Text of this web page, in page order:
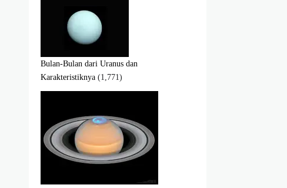
Bulan-Bulan dari Uranus dan
Karakteristiknya (1,771)